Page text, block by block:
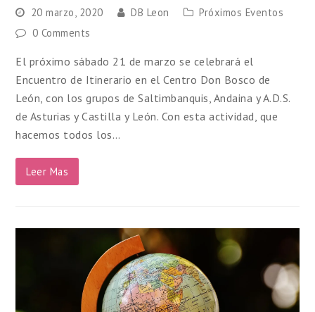
20 marzo, 2020 DB Leon
Próximos Eventos
0 Comments
El próximo sábado 21 de marzo se celebrará el
Encuentro de Itinerario en el Centro Don Bosco de
León, con los grupos de Saltimbanquis, Andaina y A.D.S.
de Asturias y Castilla y León. Con esta actividad, que
hacemos todos los…
Leer Mas